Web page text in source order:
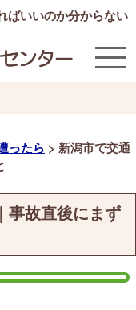
ばいいのか分からない
ったら > 新潟市で交通
事故直後にまず